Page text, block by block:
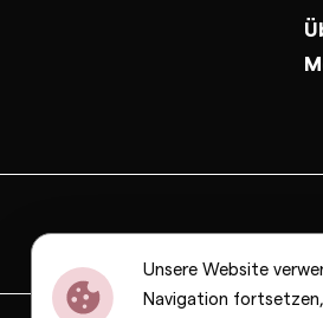
Unsere Website
Navigation fortsetzen,